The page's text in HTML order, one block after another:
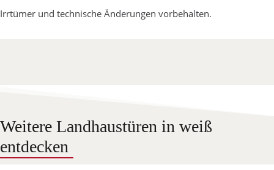
Irrtümer und technische Änderungen vorbehalten.
Weitere Landhaustüren in weiß
entdecken